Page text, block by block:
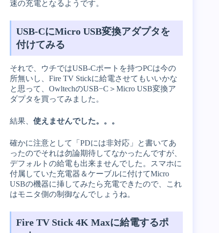
速の充電となるようです。
USB-CにMicro USB変換アダプタを
付けてみる
それで、ウチではUSB-Cポートを持つPCは今の
所無いし、Fire TV Stickに給電させてもいいかな
と思って、OwltechのUSB−C＞Micro USB変換ア
ダプタを買ってみました。
結果、 使えませんでした。。。
確かに注意として「PDには非対応」と書いてあ
ったのでそれは勿論期待してなかったんですが、
デフォルトの給電も出来ませんでした。スマホに
付属していた充電器＆ケーブルに付けてMicro
USBの機器に挿してみたら充電できたので、これ
はモニタ側の制御なんでしょうね。
Fire TV Stick 4K Maxに給電するポ